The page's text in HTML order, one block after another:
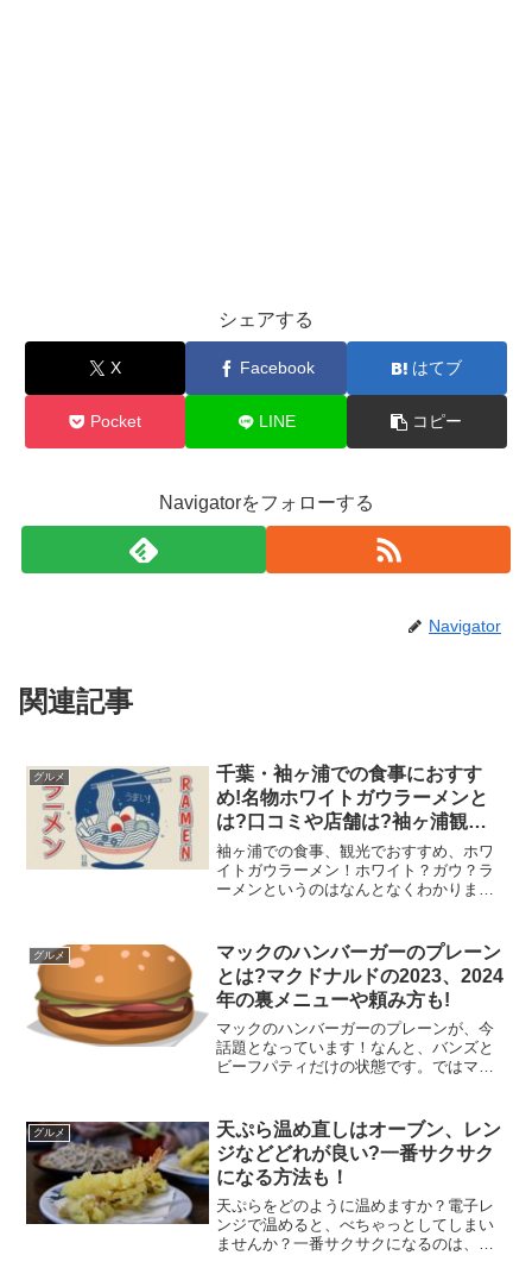
シェアする
X Facebook はてブ
Pocket LINE コピー
Navigatorをフォローする
Navigator
関連記事
グルメ
千葉・袖ヶ浦での食事におすす
め!名物ホワイトガウラーメンと
は?口コミや店舗は?袖ヶ浦観光
でも楽しみたいご当地グルメ・白
いラーメンについて
袖ヶ浦での食事、観光でおすすめ、ホワ
イトガウラーメン！ホワイト？ガウ？ラ
ーメンというのはなんとなくわかります
乳でご当地グルメと考えたのが、ホワイ
トガウラーメン。ご当地グ...
グルメ
マックのハンバーガーのプレーン
とは?マクドナルドの2023、2024
年の裏メニューや頼み方も!
マックのハンバーガーのプレーンが、今
話題となっています！なんと、バンズと
ビーフパティだけの状態です。ではマク
方はどうしたらいいのでしょうか？お店
の人にとってのめん...
グルメ
天ぷら温め直しはオーブン、レン
ジなどどれが良い?一番サクサク
になる方法も！
天ぷらをどのように温めますか？電子レ
ンジで温めると、べちゃっとしてしまい
ませんか？一番サクサクになるのは、電